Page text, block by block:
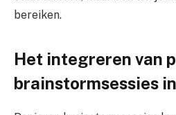
bereiken.
Het integreren van
brainstormsessies